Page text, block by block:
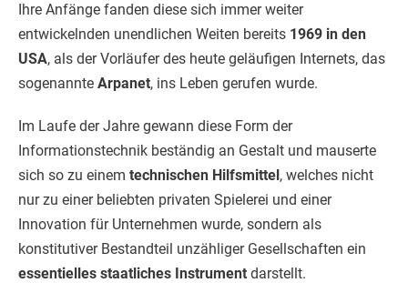
Ihre Anfänge fanden diese sich immer weiter
entwickelnden unendlichen Weiten bereits 1969 in den
USA, als der Vorläufer des heute geläufigen Internets, das
sogenannte Arpanet, ins Leben gerufen wurde.
Im Laufe der Jahre gewann diese Form der
Informationstechnik beständig an Gestalt und mauserte
sich so zu einem technischen Hilfsmittel, welches nicht
nur zu einer beliebten privaten Spielerei und einer
Innovation für Unternehmen wurde, sondern als
konstitutiver Bestandteil unzähliger Gesellschaften ein
essentielles staatliches Instrument darstellt.